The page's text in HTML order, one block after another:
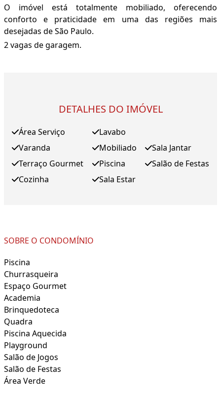
O imóvel está totalmente mobiliado, oferecendo
conforto e praticidade em uma das regiões mais
desejadas de São Paulo.
2 vagas de garagem.
DETALHES DO IMÓVEL
Área Serviço
Varanda
Terraço Gourmet
Cozinha
Lavabo
Mobiliado
Piscina
Sala Estar
Sala Jantar
Salão de Festas
SOBRE O CONDOMÍNIO
Piscina
Churrasqueira
Espaço Gourmet
Academia
Brinquedoteca
Quadra
Piscina Aquecida
Playground
Salão de Jogos
Salão de Festas
Área Verde